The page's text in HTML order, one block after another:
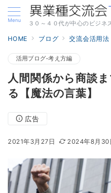
Menu
３０～４０代が中心のビジネ
HOME ブログ 交流会活用法
活用ブログ-考え方編
人間関係から商談
る【魔法の言葉】
広告
2021年3月27日 2024年8月30